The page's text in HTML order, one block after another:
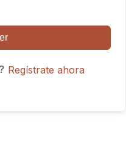
Regístrate ahora